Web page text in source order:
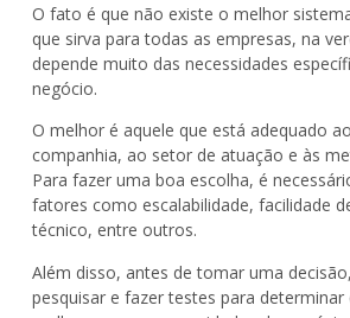
O fato é que não existe o melhor
que sirva para todas as empresas, na
depende muito das necessidades
negócio.
O melhor é aquele que está adequado
companhia, ao setor de atuação e às
Para fazer uma boa escolha, é
fatores como escalabilidade, facilidade
técnico, entre outros.
Além disso, antes de tomar uma
pesquisar e fazer testes para determinar